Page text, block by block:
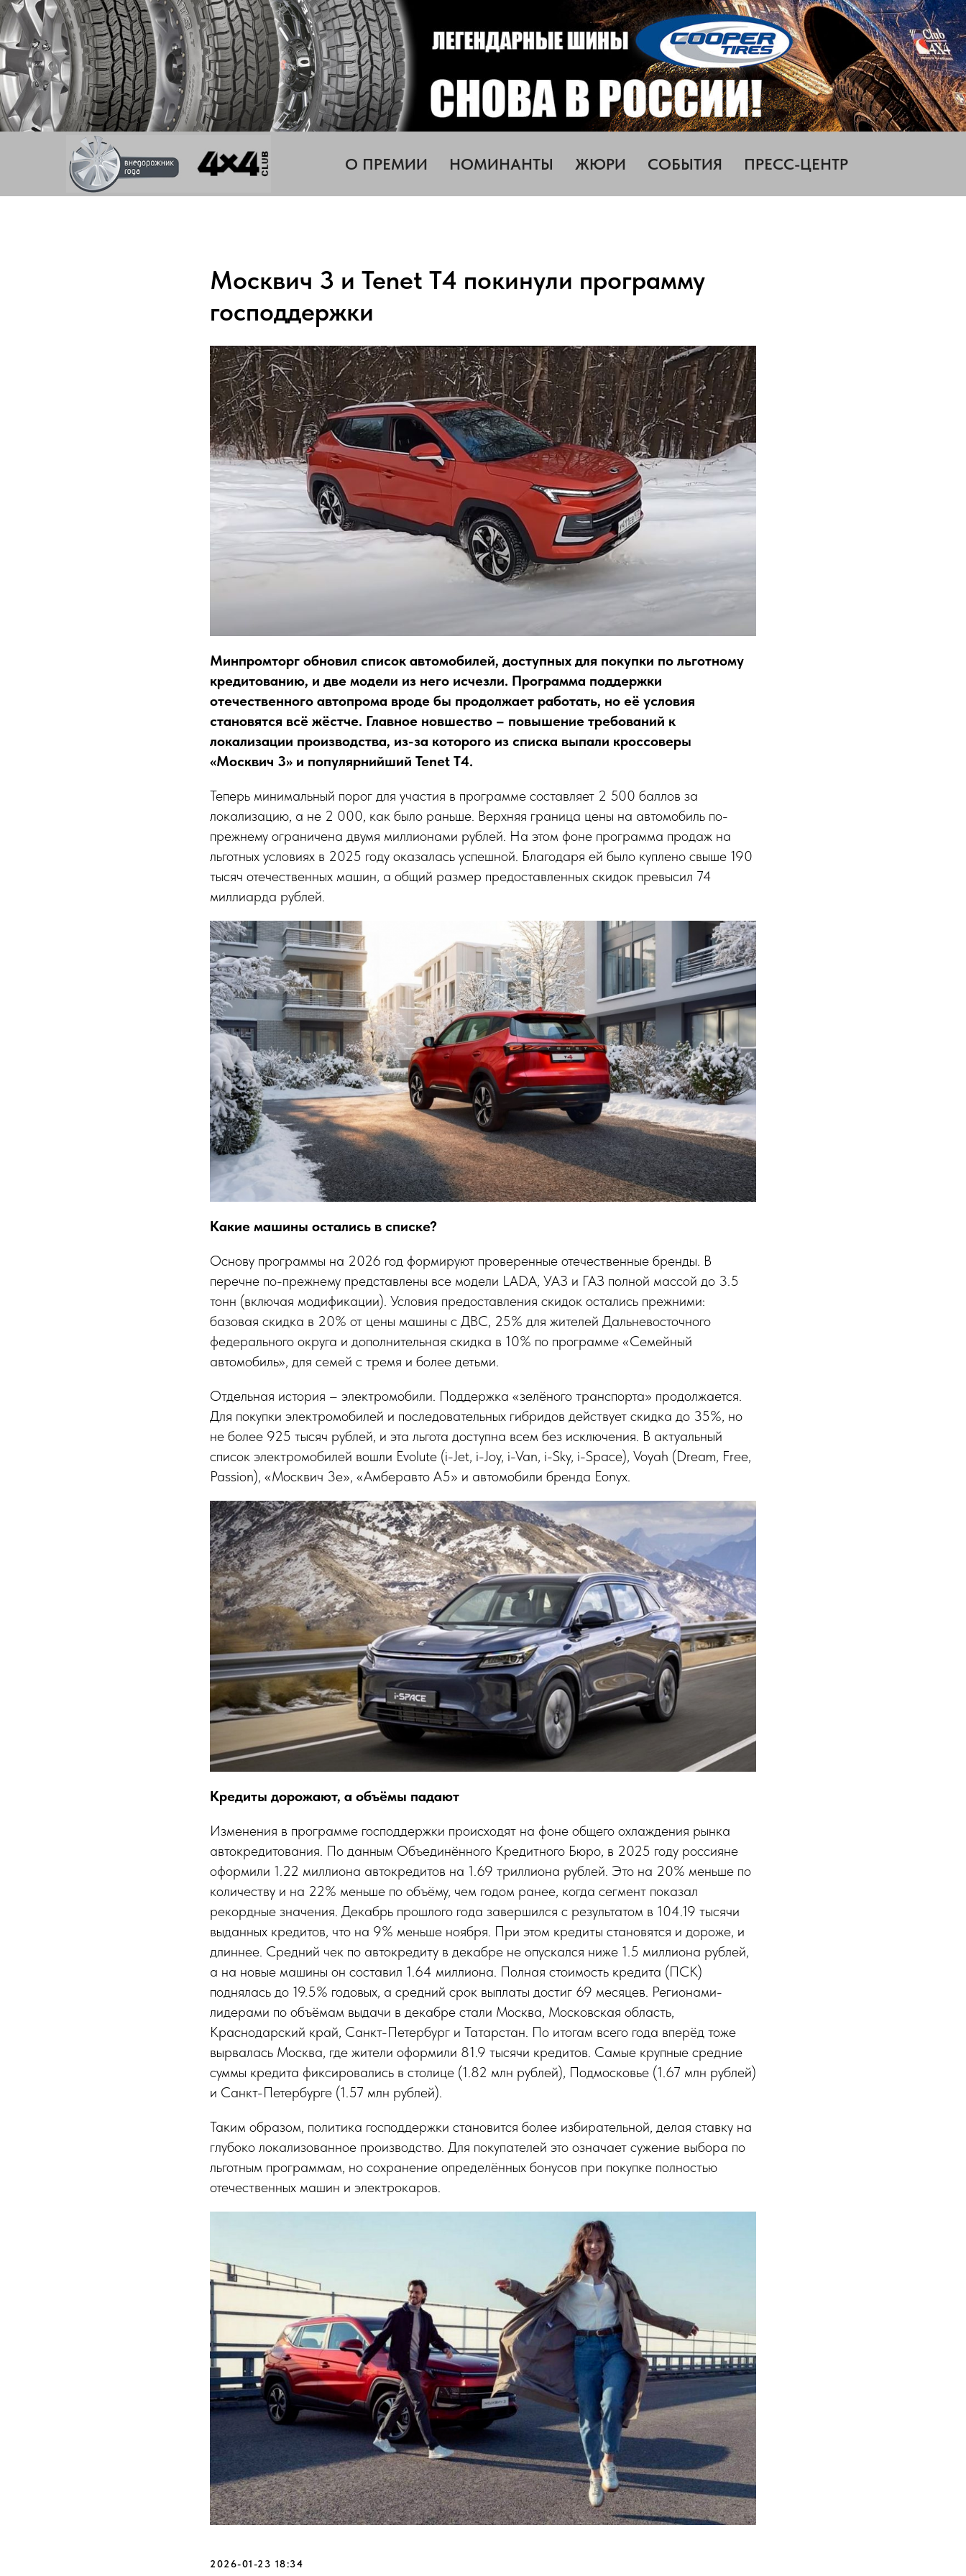
О ПРЕМИИ НОМИНАНТЫ ЖЮРИ СОБЫТИЯ ПРЕСС-ЦЕНТР
Москвич 3 и Tenet T4 покинули программу
господдержки
Минпромторг обновил список автомобилей, доступных для покупки по льготному
кредитованию, и две модели из него исчезли. Программа поддержки
отечественного автопрома вроде бы продолжает работать, но её условия
становятся всё жёстче. Главное новшество – повышение требований к
локализации производства, из-за которого из списка выпали кроссоверы
«Москвич 3» и популярнийший Tenet T4.
Теперь минимальный порог для участия в программе составляет 2 500 баллов за
локализацию, а не 2 000, как было раньше. Верхняя граница цены на автомобиль по-
прежнему ограничена двумя миллионами рублей. На этом фоне программа продаж на
льготных условиях в 2025 году оказалась успешной. Благодаря ей было куплено свыше 190
тысяч отечественных машин, а общий размер предоставленных скидок превысил 74
миллиарда рублей.
Какие машины остались в списке?
Основу программы на 2026 год формируют проверенные отечественные бренды. В
перечне по-прежнему представлены все модели LADA, УАЗ и ГАЗ полной массой до 3.5
тонн (включая модификации). Условия предоставления скидок остались прежними:
базовая скидка в 20% от цены машины с ДВС, 25% для жителей Дальневосточного
федерального округа и дополнительная скидка в 10% по программе «Семейный
автомобиль», для семей с тремя и более детьми.
Отдельная история – электромобили. Поддержка «зелёного транспорта» продолжается.
Для покупки электромобилей и последовательных гибридов действует скидка до 35%, но
не более 925 тысяч рублей, и эта льгота доступна всем без исключения. В актуальный
список электромобилей вошли Evolute (i-Jet, i-Joy, i-Van, i-Sky, i-Space), Voyah (Dream, Free,
Passion), «Москвич 3е», «Амберавто А5» и автомобили бренда Eonyx.
Кредиты дорожают, а объёмы падают
Изменения в программе господдержки происходят на фоне общего охлаждения рынка
автокредитования. По данным Объединённого Кредитного Бюро, в 2025 году россияне
оформили 1.22 миллиона автокредитов на 1.69 триллиона рублей. Это на 20% меньше по
количеству и на 22% меньше по объёму, чем годом ранее, когда сегмент показал
рекордные значения. Декабрь прошлого года завершился с результатом в 104.19 тысячи
выданных кредитов, что на 9% меньше ноября. При этом кредиты становятся и дороже, и
длиннее. Средний чек по автокредиту в декабре не опускался ниже 1.5 миллиона рублей,
а на новые машины он составил 1.64 миллиона. Полная стоимость кредита (ПСК)
поднялась до 19.5% годовых, а средний срок выплаты достиг 69 месяцев. Регионами-
лидерами по объёмам выдачи в декабре стали Москва, Московская область,
Краснодарский край, Санкт-Петербург и Татарстан. По итогам всего года вперёд тоже
вырвалась Москва, где жители оформили 81.9 тысячи кредитов. Самые крупные средние
суммы кредита фиксировались в столице (1.82 млн рублей), Подмосковье (1.67 млн рублей)
и Санкт-Петербурге (1.57 млн рублей).
Таким образом, политика господдержки становится более избирательной, делая ставку на
глубоко локализованное производство. Для покупателей это означает сужение выбора по
льготным программам, но сохранение определённых бонусов при покупке полностью
отечественных машин и электрокаров.
2026-01-23 18:34